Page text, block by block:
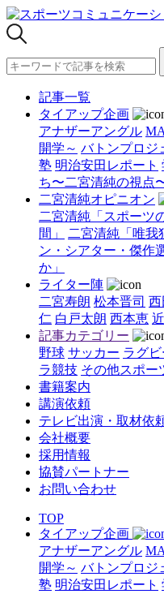
記事一覧
タイアップ企画
アナザーアングル
開学～ バトンプロジ
塾 明治安田レポート
ち〜二宮清純の視点
二宮清純オピニオン
二宮清純「スポーツ
間」
二宮清純「唯我
ン・シアター・傑作
か」
ライター陣
二宮寿朗 松本晋司 西
仁 白戸太朗 西本恵
記事カテゴリー
野球 サッカー ラグビ
ラ競技 その他スポー
書籍案内
講演依頼
テレビ出演・取材依
会社概要
採用情報
協賛パートナー
お問い合わせ
TOP
タイアップ企画
アナザーアングル
開学～ バトンプロジ
塾 明治安田レポート